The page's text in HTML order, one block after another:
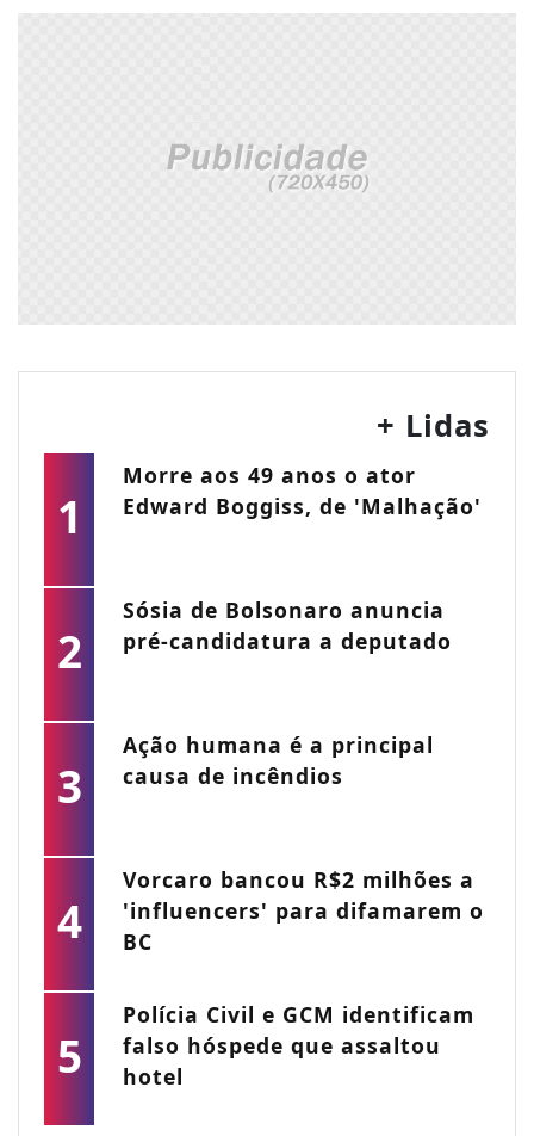
+ Lidas
1
Morre aos 49 anos o ator
Edward Boggiss, de 'Malhação'
2
Sósia de Bolsonaro anuncia
pré-candidatura a deputado
3
Ação humana é a principal
causa de incêndios
4
Vorcaro bancou R$2 milhões a
'influencers' para difamarem o
BC
5
Polícia Civil e GCM identificam
falso hóspede que assaltou
hotel